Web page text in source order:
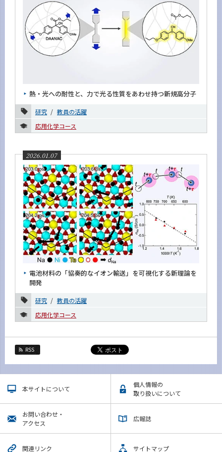
熱・光への耐性と、力で光る性質をあわせ持つ新規高分子
研究
教員の活躍
応用化学コース
2026.01.07
電池材料の「協奏的なイオン輸送」を可視化する新理論を
開発
研究
教員の活躍
応用化学コース
RSS
本サイトについて
個人情報の
取り扱いについて
お問い合わせ・
アクセス
広報誌
関連リンク サイトマップ